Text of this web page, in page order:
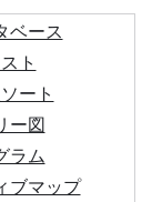
ベース
ト
ート
ー図
ラム
ブマップ